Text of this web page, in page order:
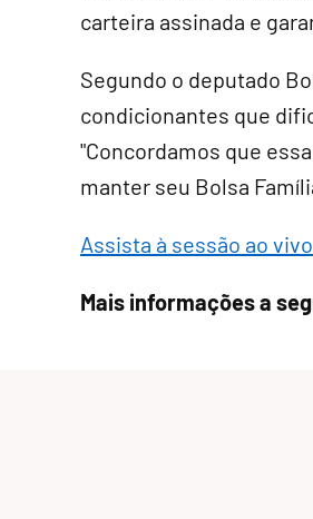
carteira assinada e
Segundo o deputado
condicionantes que
"Concordamos que
manter seu Bolsa
Assista à sessão ao vivo
Mais informações a